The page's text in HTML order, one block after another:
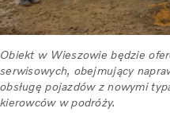
Obiekt w Wieszowie będzie
serwisowych, obejmujący
obsługę pojazdów z nowymi
kierowców w podróży.